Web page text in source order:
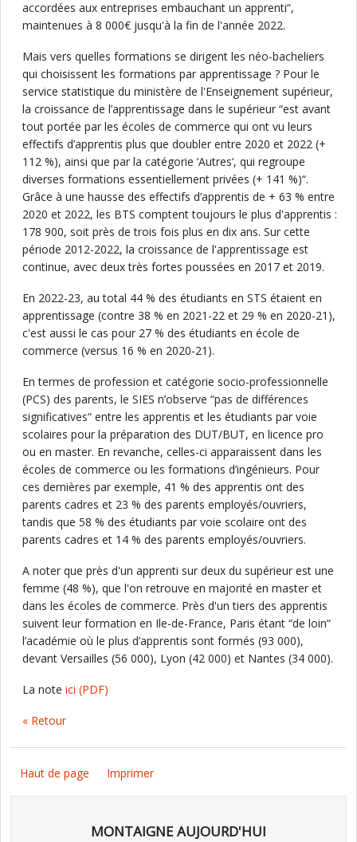
accordées aux entreprises embauchant un apprenti“,
maintenues à 8 000€ jusqu'à la fin de l'année 2022.
Mais vers quelles formations se dirigent les néo-bacheliers
qui choisissent les formations par apprentissage ? Pour le
service statistique du ministère de l'Enseignement supérieur,
la croissance de l’apprentissage dans le supérieur “est avant
tout portée par les écoles de commerce qui ont vu leurs
effectifs d’apprentis plus que doubler entre 2020 et 2022 (+
112 %), ainsi que par la catégorie ‘Autres‘, qui regroupe
diverses formations essentiellement privées (+ 141 %)“.
Grâce à une hausse des effectifs d’apprentis de + 63 % entre
2020 et 2022, les BTS comptent toujours le plus d'apprentis :
178 900, soit près de trois fois plus en dix ans. Sur cette
période 2012-2022, la croissance de l'apprentissage est
continue, avec deux très fortes poussées en 2017 et 2019.
En 2022-23, au total 44 % des étudiants en STS étaient en
apprentissage (contre 38 % en 2021-22 et 29 % en 2020-21),
c'est aussi le cas pour 27 % des étudiants en école de
commerce (versus 16 % en 2020-21).
En termes de profession et catégorie socio-professionnelle
(PCS) des parents, le SIES n’observe “pas de différences
significatives“ entre les apprentis et les étudiants par voie
scolaires pour la préparation des DUT/BUT, en licence pro
ou en master. En revanche, celles-ci apparaissent dans les
écoles de commerce ou les formations d’ingénieurs. Pour
ces dernières par exemple, 41 % des apprentis ont des
parents cadres et 23 % des parents employés/ouvriers,
tandis que 58 % des étudiants par voie scolaire ont des
parents cadres et 14 % des parents employés/ouvriers.
A noter que près d'un apprenti sur deux du supérieur est une
femme (48 %), que l'on retrouve en majorité en master et
dans les écoles de commerce. Près d'un tiers des apprentis
suivent leur formation en Ile-de-France, Paris étant “de loin“
l’académie où le plus d’apprentis sont formés (93 000),
devant Versailles (56 000), Lyon (42 000) et Nantes (34 000).
La note ici (PDF)
« Retour
Haut de page Imprimer
MONTAIGNE AUJOURD'HUI